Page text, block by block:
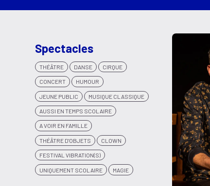
Spectacles
THÉÂTRE DANSE CIRQUE
CONCERT HUMOUR
JEUNE PUBLIC MUSIQUE CLASSIQUE
AUSSI EN TEMPS SCOLAIRE
A VOIR EN FAMILLE
THÉÂTRE D'OBJETS CLOWN
FESTIVAL VIBRATION(S)
UNIQUEMENT SCOLAIRE MAGIE